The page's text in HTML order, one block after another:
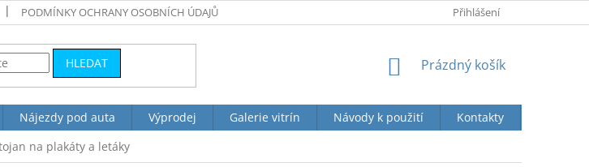
PODMÍNKY OCHRANY OSOBNÍCH ÚDAJŮ Přihlášení
HLEDAT
NÁKUPNÍ
Prázdný košík
Nájezdy pod auta Výprodej Galerie vitrín Návody k použití Kontakty
na plakáty a letáky